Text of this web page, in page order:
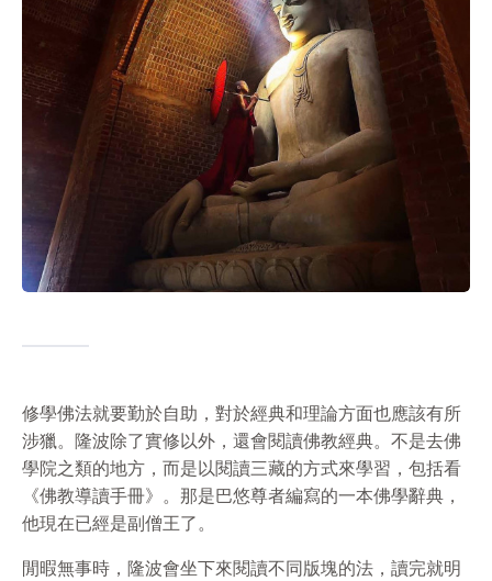
修學佛法就要勤於自助，對於經典和理論方面也應該有所
涉獵。隆波除了實修以外，還會閱讀佛教經典。不是去佛
學院之類的地方，而是以閱讀三藏的方式來學習，包括看
《佛教導讀手冊》。那是巴悠尊者編寫的一本佛學辭典，
他現在已經是副僧王了。
閒暇無事時，隆波會坐下來閱讀不同版塊的法，讀完就明